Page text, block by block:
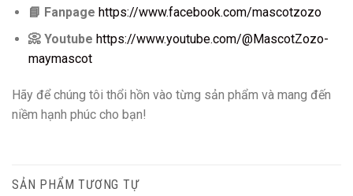
📘 Fanpage https://www.facebook.com/mascotzozo
📀 Youtube https://www.youtube.com/@MascotZozo-
maymascot
Hãy để chúng tôi thổi hồn vào từng sản phẩm và mang đến
niềm hạnh phúc cho bạn!
SẢN PHẨM TƯƠNG TỰ